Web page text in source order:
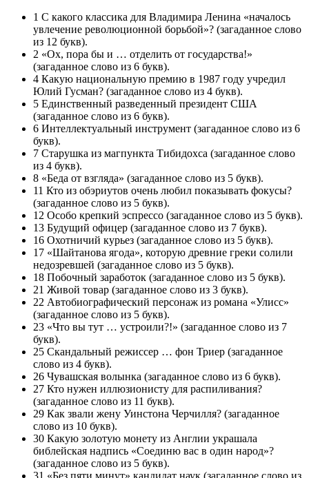
1 С какого классика для Владимира Ленина «началось
увлечение революционной борьбой»? (загаданное слово
из 12 букв).
2 «Ох, пора бы и … отделить от государства!»
(загаданное слово из 6 букв).
4 Какую национальную премию в 1987 году учредил
Юлий Гусман? (загаданное слово из 4 букв).
5 Единственный разведенный президент США
(загаданное слово из 6 букв).
6 Интеллектуальный инструмент (загаданное слово из 6
букв).
7 Старушка из магпункта Тибидохса (загаданное слово
из 4 букв).
8 «Беда от взгляда» (загаданное слово из 5 букв).
11 Кто из обэриутов очень любил показывать фокусы?
(загаданное слово из 5 букв).
12 Особо крепкий эспрессо (загаданное слово из 5 букв).
13 Будущий офицер (загаданное слово из 7 букв).
16 Охотничий курьез (загаданное слово из 5 букв).
17 «Шайтанова ягода», которую древние греки солили
недозревшей (загаданное слово из 5 букв).
18 Побочный заработок (загаданное слово из 5 букв).
21 Живой товар (загаданное слово из 3 букв).
22 Автобиографический персонаж из романа «Улисс»
(загаданное слово из 5 букв).
23 «Что вы тут … устроили?!» (загаданное слово из 7
букв).
25 Скандальный режиссер … фон Триер (загаданное
слово из 4 букв).
26 Чувашская волынка (загаданное слово из 6 букв).
27 Кто нужен иллюзионисту для распиливания?
(загаданное слово из 11 букв).
29 Как звали жену Уинстона Черчилля? (загаданное
слово из 10 букв).
30 Какую золотую монету из Англии украшала
библейская надпись «Соединю вас в один народ»?
(загаданное слово из 5 букв).
31 «Без пяти минут» кандидат наук (загаданное слово из